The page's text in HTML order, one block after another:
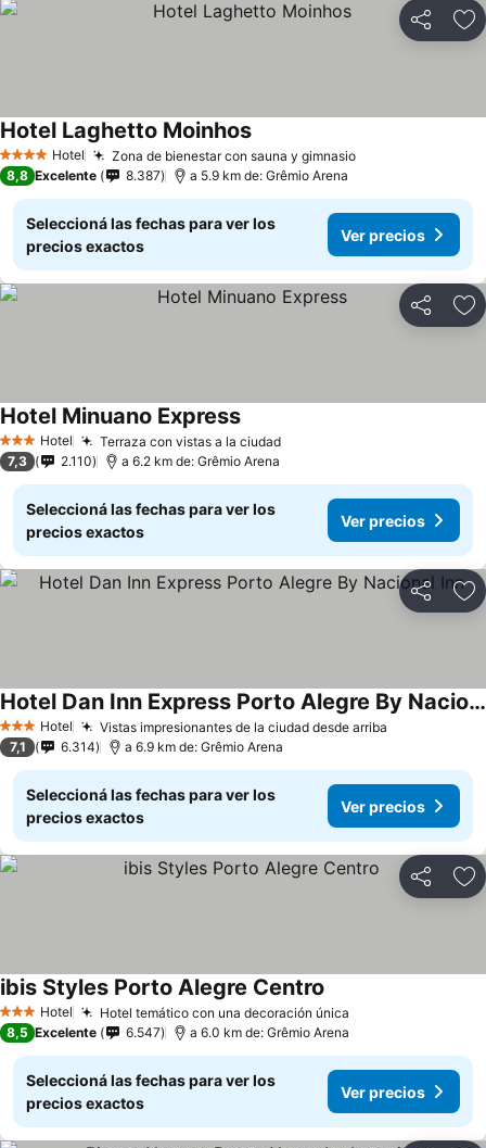
Compartir
4 EstrellasHotel Zona de bienestar con sauna y gimnasio
Hotel Laghetto Moinhos
8,8 Excelente 8.387 a 5.9 km de: Grêmio Arena
Seleccioná las fechas para ver los
precios exactos
Ver precios
Compartir
3 Estrellas
Hotel Terraza con vistas a la ciudad
Hotel Minuano Express
7,3 2.110 a 6.2 km de: Grêmio Arena
Seleccioná las fechas para ver los
precios exactos
Ver precios
Compartir
3 Estrellas
Hotel Vistas impresionantes de la ciudad desde arriba
Hotel Dan Inn Express Porto Alegre By Nacional Inn
7,1 6.314 a 6.9 km de: Grêmio Arena
Seleccioná las fechas para ver los
precios exactos
Ver precios
Compartir
3 Estrellas
Hotel Hotel temático con una decoración única
ibis Styles Porto Alegre Centro
8,5 Excelente 6.547 a 6.0 km de: Grêmio Arena
Seleccioná las fechas para ver los
precios exactos
Ver precios